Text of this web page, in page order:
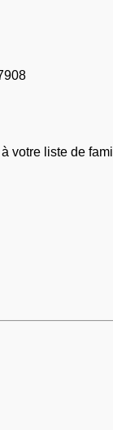
votre liste de